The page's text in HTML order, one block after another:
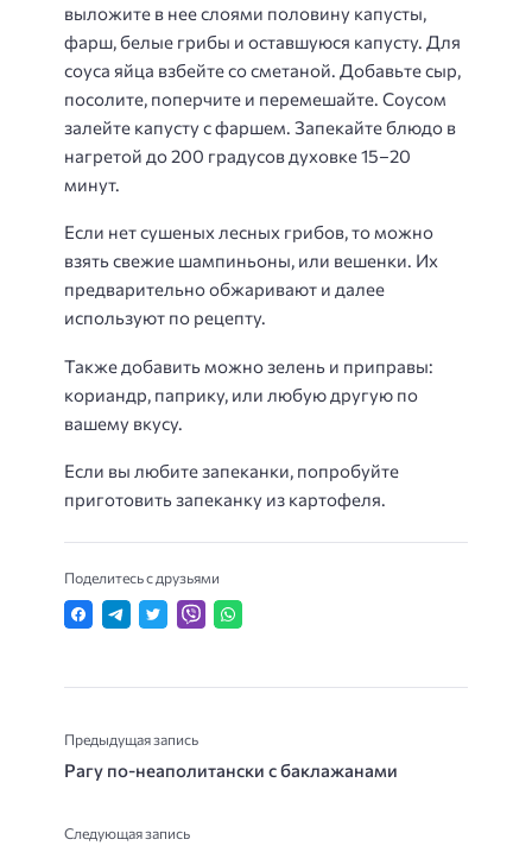
выложите в нее слоями половину капусты,
фарш, белые грибы и оставшуюся капусту. Для
соуса яйца взбейте со сметаной. Добавьте сыр,
посолите, поперчите и перемешайте. Соусом
залейте капусту с фаршем. Запекайте блюдо в
нагретой до 200 градусов духовке 15–20
минут.
Если нет сушеных лесных грибов, то можно
взять свежие шампиньоны, или вешенки. Их
предварительно обжаривают и далее
используют по рецепту.
Также добавить можно зелень и приправы:
кориандр, паприку, или любую другую по
вашему вкусу.
Если вы любите запеканки, попробуйте
приготовить запеканку из картофеля.
Поделитесь с друзьями
Предыдущая запись
Рагу по-неаполитански с баклажанами
Следующая запись